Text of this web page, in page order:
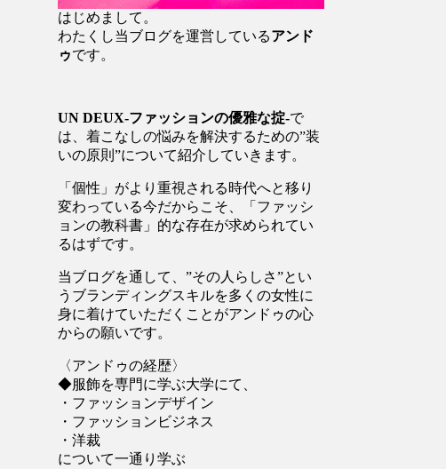
はじめまして。
わたくし当ブログを運営しているアンド
ゥです。
UN DEUX-ファッションの優雅な掟-で
は、着こなしの悩みを解決するための”装
いの原則”について紹介していきます。
「個性」がより重視される時代へと移り
変わっている今だからこそ、「ファッシ
ョンの教科書」的な存在が求められてい
るはずです。
当ブログを通して、”その人らしさ”とい
うブランディングスキルを多くの女性に
身に着けていただくことがアンドゥの心
からの願いです。
〈アンドゥの経歴〉
◆服飾を専門に学ぶ大学にて、
・ファッションデザイン
・ファッションビジネス
・洋裁
について一通り学ぶ